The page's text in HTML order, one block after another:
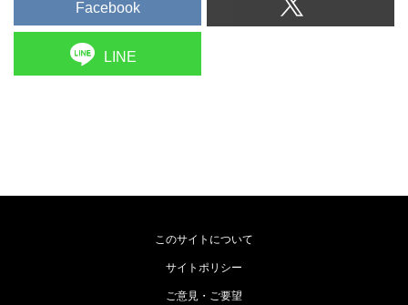
Facebook
LINE
このサイトについて
サイトポリシー
ご意見・ご要望